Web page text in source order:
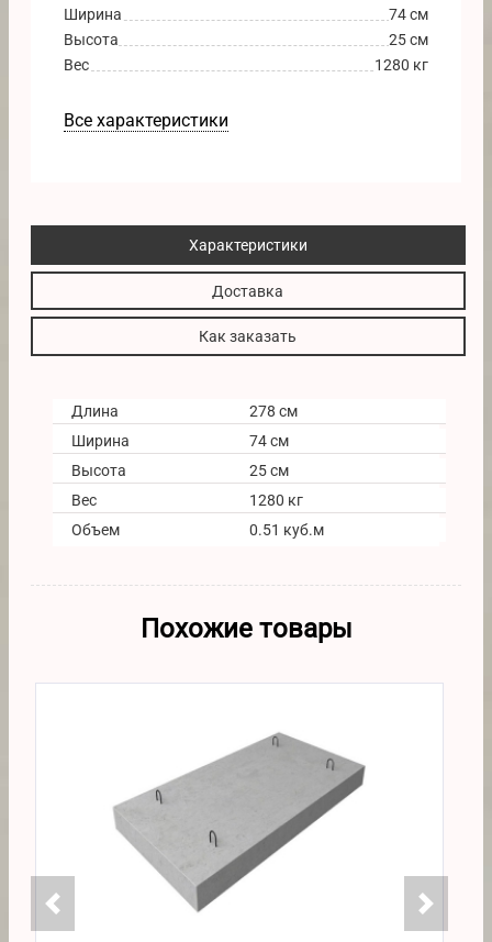
Ширина
74 см
Высота
25 см
Вес
1280 кг
Все характеристики
Характеристики
Доставка
Как заказать
Длина
278 см
Ширина
74 см
Высота
25 см
Вес
1280 кг
Объем
0.51 куб.м
Похожие товары